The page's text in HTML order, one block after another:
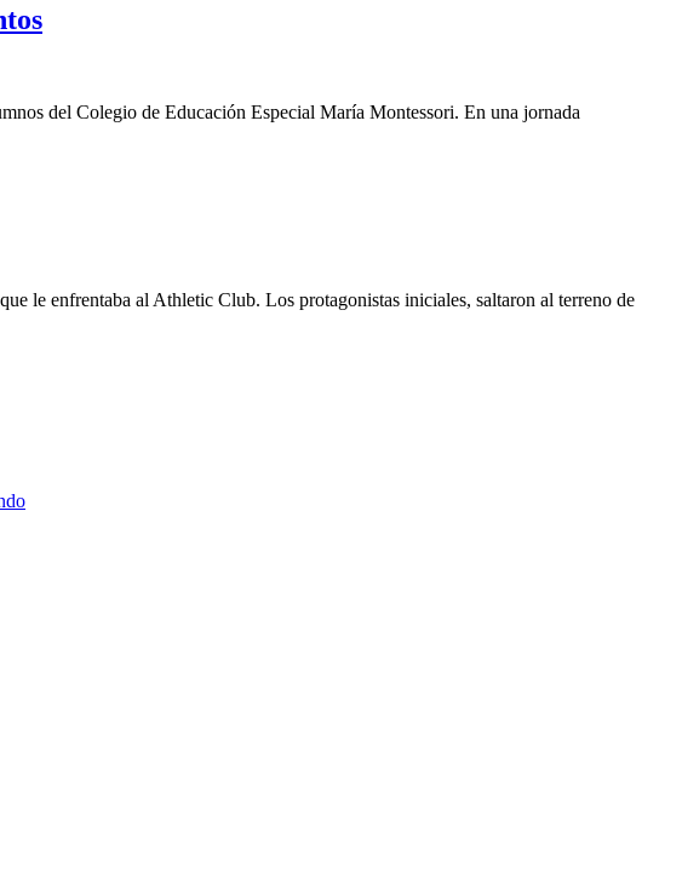
del Colegio de Educación Especial María Montessori. En una jornada
le enfrentaba al Athletic Club. Los protagonistas iniciales, saltaron al terreno de